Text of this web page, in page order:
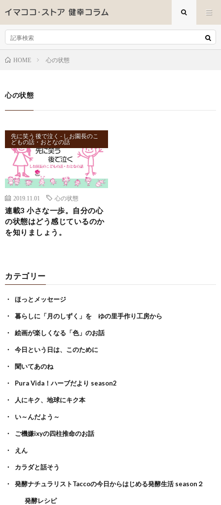
HOME 心の状態
心の状態
先に笑う 後で泣く - しお園長のこ
どもの話・おとなの話
2019.11.01 心の状態
連載3 小さな一歩。自分の心
の状態はどう感じているのか
を知りましょう。
カテゴリー
ほっとメッセージ
暮らしに「月のしずく」を ゆの里手作り工房から
絵画が楽しくなる「色」のお話
今日という日は、このために
聞いてあのね
Pura Vida！ハーブだより season2
人にキク、地球にキク本
い～んだよう～
ご機嫌ixyの四柱推命のお話
えん
カラダと話そう
発酵ナチュラリストTaccoの今日からはじめる発酵生活 season２
発酵レシピ